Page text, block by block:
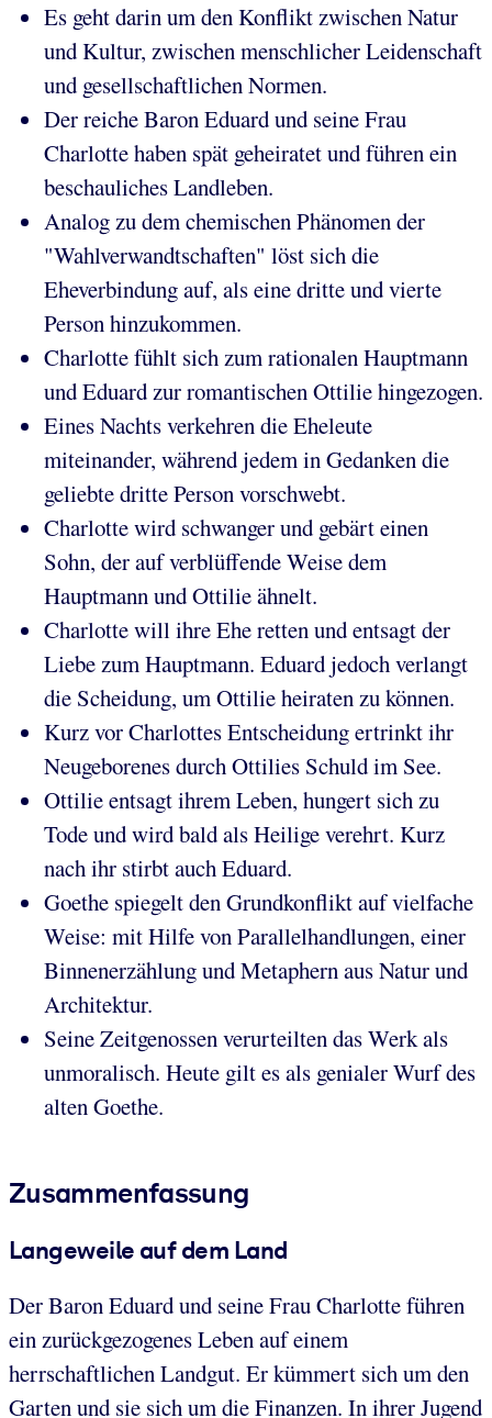
Es geht darin um den Konflikt zwischen Natur
und Kultur, zwischen menschlicher Leidenschaft
und gesellschaftlichen Normen.
Der reiche Baron Eduard und seine Frau
Charlotte haben spät geheiratet und führen ein
beschauliches Landleben.
Analog zu dem chemischen Phänomen der
"Wahlverwandtschaften" löst sich die
Eheverbindung auf, als eine dritte und vierte
Person hinzukommen.
Charlotte fühlt sich zum rationalen Hauptmann
und Eduard zur romantischen Ottilie hingezogen.
Eines Nachts verkehren die Eheleute
miteinander, während jedem in Gedanken die
geliebte dritte Person vorschwebt.
Charlotte wird schwanger und gebärt einen
Sohn, der auf verblüffende Weise dem
Hauptmann und Ottilie ähnelt.
Charlotte will ihre Ehe retten und entsagt der
Liebe zum Hauptmann. Eduard jedoch verlangt
die Scheidung, um Ottilie heiraten zu können.
Kurz vor Charlottes Entscheidung ertrinkt ihr
Neugeborenes durch Ottilies Schuld im See.
Ottilie entsagt ihrem Leben, hungert sich zu
Tode und wird bald als Heilige verehrt. Kurz
nach ihr stirbt auch Eduard.
Goethe spiegelt den Grundkonflikt auf vielfache
Weise: mit Hilfe von Parallelhandlungen, einer
Binnenerzählung und Metaphern aus Natur und
Architektur.
Seine Zeitgenossen verurteilten das Werk als
unmoralisch. Heute gilt es als genialer Wurf des
alten Goethe.
Zusammenfassung
Langeweile auf dem Land
Der Baron Eduard und seine Frau Charlotte führen
ein zurückgezogenes Leben auf einem
herrschaftlichen Landgut. Er kümmert sich um den
Garten und sie sich um die Finanzen. In ihrer Jugend